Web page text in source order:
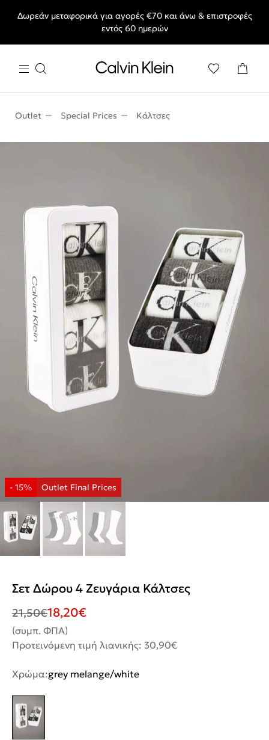
End of Season Sale: Αγαπημένα styles, στις τιμές που θες.
Δωρεάν μεταφορικά για αγορές €70 και άνω & επιστροφές
εντός 60 ημερών
Outlet Special Prices Κάλτσες
Σετ Δώρου 4 Ζευγάρια Κάλτσες
21,50€18,20€
(συμπ. ΦΠΑ)
Προτεινόμενη τιμή λιανικής: 30,90€
Χρώμα:grey melange/white